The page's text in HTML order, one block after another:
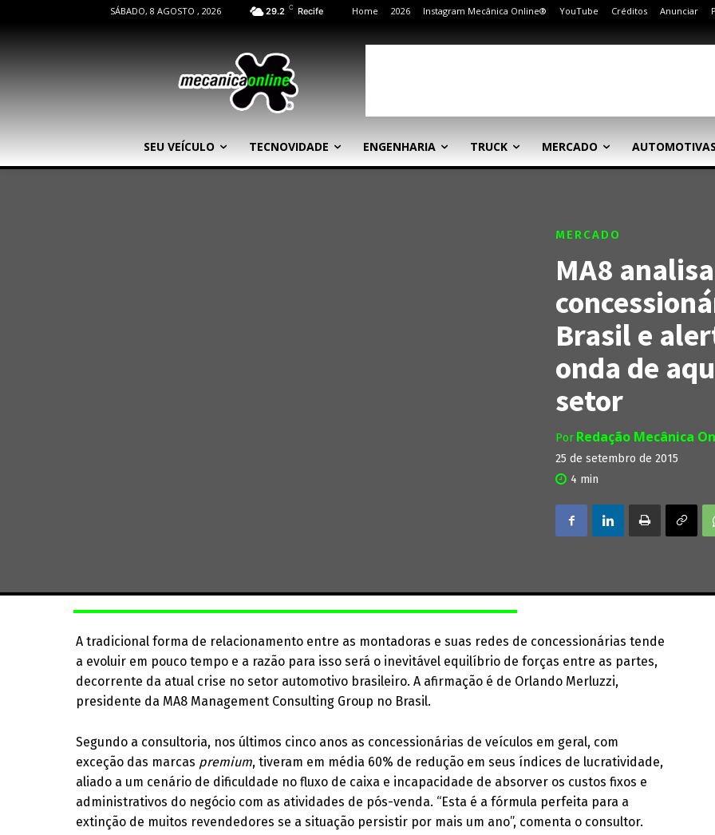
SÁBADO, 8 AGOSTO , 2026 29.2 C Recife Home 2026 Instagram Mecânica Online® YouTube Créditos Anunciar
SEU VEÍCULO TECNOVIDADE ENGENHARIA TRUCK MERCADO AUTOMOTIVAS
MERCADO
MA8
Brasil e
onda de
setor
Por Redação Mecânica
25 de setembro de 2015
4 min
A tradicional forma de relacionamento entre as montadoras e suas redes de concessionárias tende
a evoluir em pouco tempo e a razão para isso será o inevitável equilíbrio de forças entre as partes,
decorrente da atual crise no setor automotivo brasileiro. A afirmação é de Orlando Merluzzi,
presidente da MA8 Management Consulting Group no Brasil.
Segundo a consultoria, nos últimos cinco anos as concessionárias de veículos em geral, com
exceção das marcas premium, tiveram em média 60% de redução em seus índices de lucratividade,
aliado a um cenário de dificuldade no fluxo de caixa e incapacidade de absorver os custos fixos e
administrativos do negócio com as atividades de pós-venda. “Esta é a fórmula perfeita para a
extinção de muitos revendedores se a situação persistir por mais um ano”, comenta o consultor.